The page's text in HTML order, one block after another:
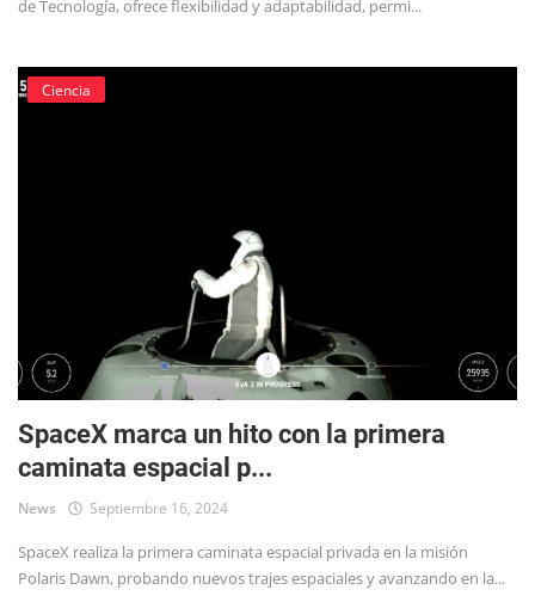
de Tecnología, ofrece flexibilidad y adaptabilidad, permi...
Ciencia
SpaceX marca un hito con la primera
caminata espacial p...
News Septiembre 16, 2024
SpaceX realiza la primera caminata espacial privada en la misión
Polaris Dawn, probando nuevos trajes espaciales y avanzando en la...